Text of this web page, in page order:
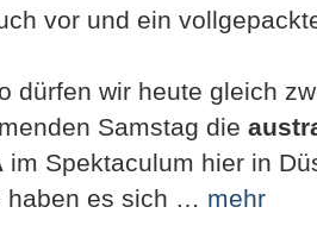
vor und ein
dürfen wir heute gleich
Samstag die
im Spektaculum hier in
haben es sich … mehr